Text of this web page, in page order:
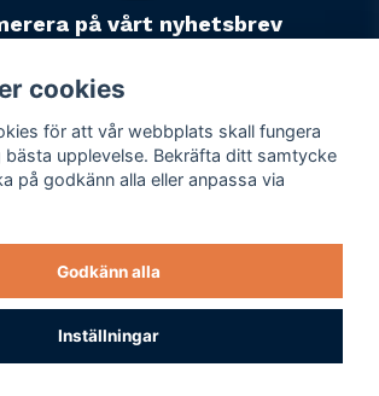
på vårt nyhetsbrev
Powered by Nyehandel AB
Företagsuppgifter
Personuppgiftspolicy
Varumärken
cookies
för att vår webbplats skall fungera
upplevelse. Bekräfta ditt samtycke
på godkänn alla eller anpassa via
Godkänn alla
Inställningar